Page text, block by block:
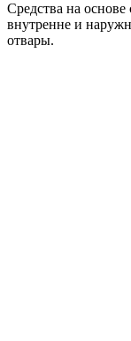
Средства на
внутренне и
отвары.